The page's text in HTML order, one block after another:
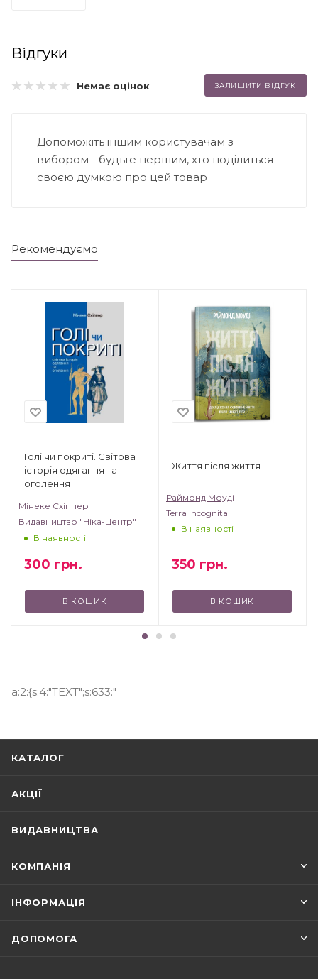
Відгуки
Немає оцінок ЗАЛИШИТИ ВІДГУК
Допоможіть іншим користувачам з
вибором - будьте першим, хто поділиться
своєю думкою про цей товар
Рекомендуємо
Голі чи покриті. Світова
історія одягання та
оголення
Мінеке Схіппер
Видавництво "Ніка-Центр"
В наявності
300 грн.
В КОШИК
Життя після життя
Раймонд Моуді
Terra Incognita
В наявності
350 грн.
В КОШИК
a:2:{s:4:"TEXT";s:633:"
КАТАЛОГ
АКЦІЇ
ВИДАВНИЦТВА
КОМПАНІЯ
ІНФОРМАЦІЯ
ДОПОМОГА